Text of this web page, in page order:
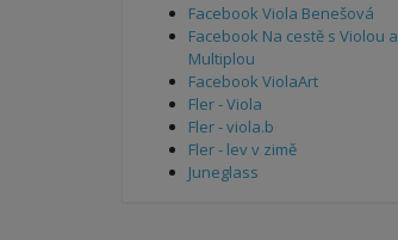
Facebook Viola Benešová
Facebook Na cestě s Violou a
Multiplou
Facebook ViolaArt
Fler - Viola
Fler - viola.b
Fler - lev v zimě
Juneglass